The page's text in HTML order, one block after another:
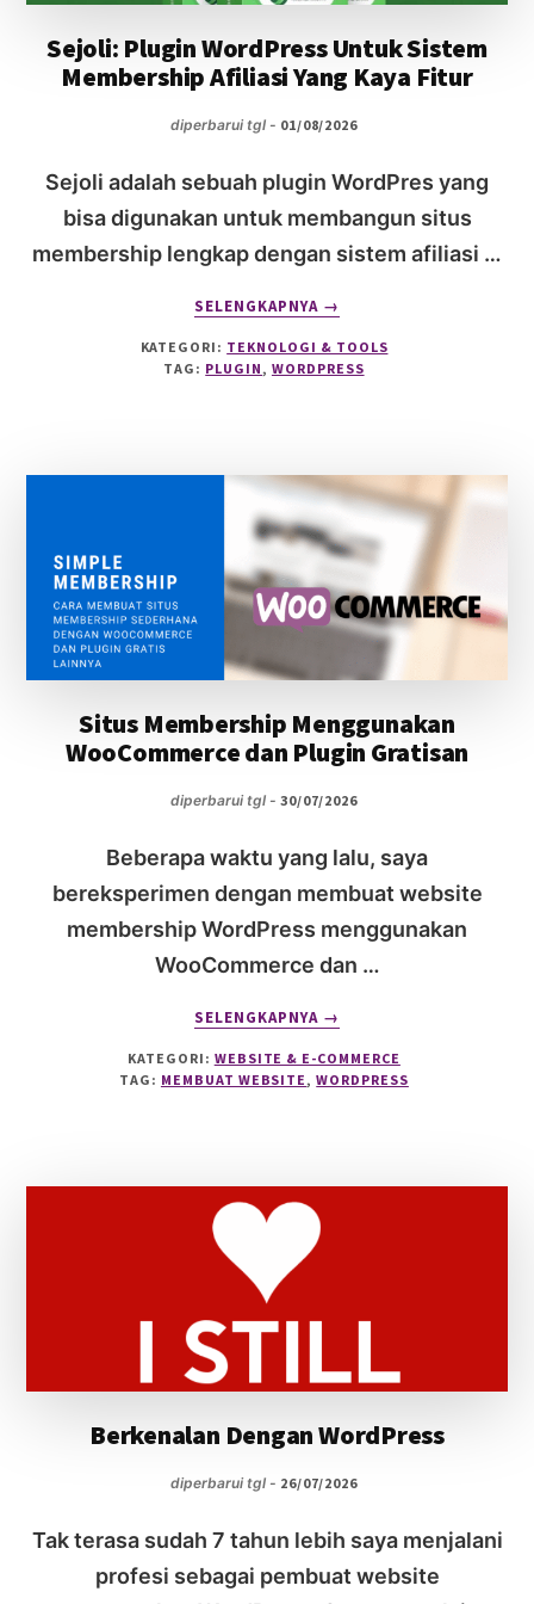
Sejoli: Plugin WordPress Untuk Sistem
Membership Afiliasi Yang Kaya Fitur
diperbarui tgl - 01/08/2026
Sejoli adalah sebuah plugin WordPres yang
bisa digunakan untuk membangun situs
membership lengkap dengan sistem afiliasi …
SELENGKAPNYA
ABOUT
SEJOLI:
PLUGIN
WORDPRESS
AFILIASI
YANG
KAYA
FITUR
→
KATEGORI: TEKNOLOGI & TOOLS
TAG: PLUGIN, WORDPRESS
Situs Membership Menggunakan
WooCommerce dan Plugin Gratisan
diperbarui tgl - 30/07/2026
Beberapa waktu yang lalu, saya
bereksperimen dengan membuat website
membership WordPress menggunakan
WooCommerce dan …
SELENGKAPNYA
SITUS
MEMBERSHIP
MENGGUNAKAN
GRATISAN
→
KATEGORI: WEBSITE & E-COMMERCE
TAG: MEMBUAT WEBSITE,WORDPRESS
Berkenalan Dengan WordPress
diperbarui tgl - 26/07/2026
Tak terasa sudah 7 tahun lebih saya menjalani
profesi sebagai pembuat website